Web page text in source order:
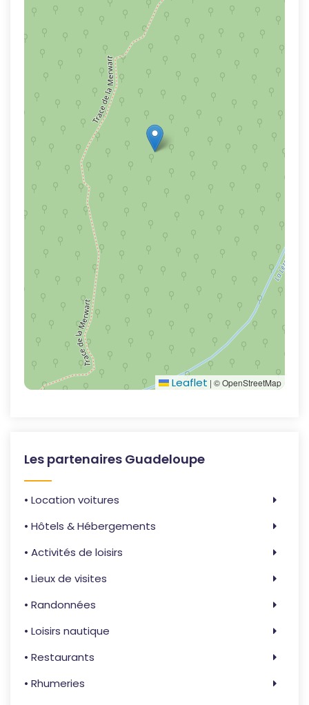
Leaflet | © OpenStreetMap
Les partenaires Guadeloupe
• Location voitures
• Hôtels & Hébergements
• Activités de loisirs
• Lieux de visites
• Randonnées
• Loisirs nautique
• Restaurants
• Rhumeries